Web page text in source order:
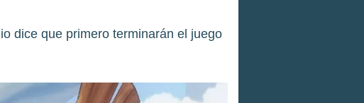
dice que primero terminarán el juego